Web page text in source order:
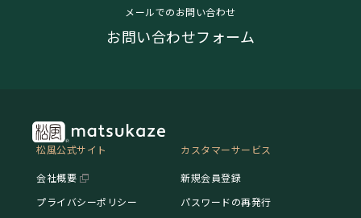
メールでのお問い合わせ
お問い合わせフォーム
松風公式サイト
会社概要
プライバシーポリシー
カスタマーサービス
新規会員登録
パスワードの再発行